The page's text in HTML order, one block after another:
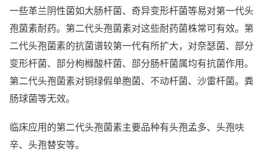
一些革兰阴性菌如大肠杆菌、奇异变形杆菌等易对第一代头
孢菌素耐药。第二代头孢菌素对这些耐药菌株常可有效。第
二代头孢菌素的抗菌谱较第一代有所扩大，对奈瑟菌、部分
变形杆菌、部分枸橼酸杆菌、部分肠杆菌属均有抗菌作用。
第二代头孢菌素对铜绿假单胞菌、不动杆菌、沙雷杆菌。粪
肠球菌等无效。
临床应用的第二代头孢菌素主要品种有头孢孟多、头孢呋
辛、头孢替安等。